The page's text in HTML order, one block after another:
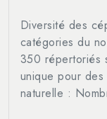
Diversité des
catégories du
350 répertoriés
unique pour
naturelle :